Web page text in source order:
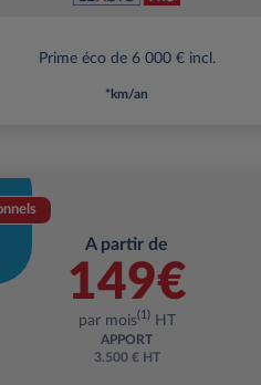
Prime éco de 6 000 € incl.
*km/an
A partir de
149€
par mois(1)HT
APPORT
3.500 € HT